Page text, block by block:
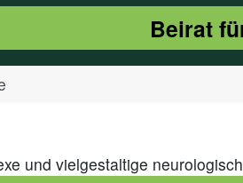
Beirat
und vielgestaltige